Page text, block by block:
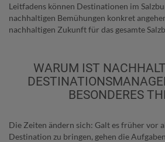
Leitfadens können Destinationen im
nachhaltigen Bemühungen konkret
nachhaltigen Zukunft für das gesamte
WARUM IST
BESONDERES
Die Zeiten ändern sich: Galt es früher vor
Destination zu bringen, gehen die